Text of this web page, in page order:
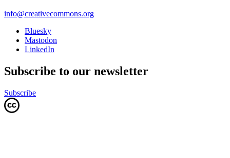
info@creativecommons.org
Bluesky
Mastodon
LinkedIn
Subscribe to our newsletter
Subscribe